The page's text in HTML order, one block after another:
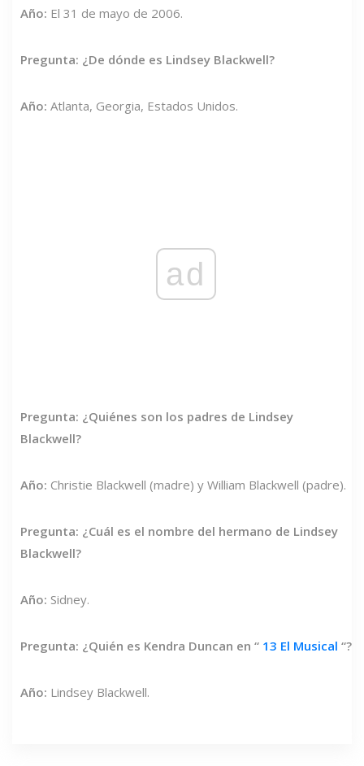
Año: El 31 de mayo de 2006.
Pregunta: ¿De dónde es Lindsey Blackwell?
Año: Atlanta, Georgia, Estados Unidos.
ad
Pregunta: ¿Quiénes son los padres de Lindsey
Blackwell?
Año: Christie Blackwell (madre) y William Blackwell (padre).
Pregunta: ¿Cuál es el nombre del hermano de Lindsey
Blackwell?
Año: Sidney.
Pregunta: ¿Quién es Kendra Duncan en “ 13 El Musical “?
Año: Lindsey Blackwell.